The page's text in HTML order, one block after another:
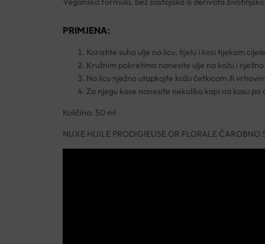
PRIMJENA:
Koristite suho ulje na licu, tijelu i kosi tijekom
Kružnim pokretima nanesite ulje na kožu i
Na licu nježno utapkajte kožu četkicom ili
Za njegu kose nanesite nekoliko kapi na kosu
Količina: 50 ml
NUXE HUILE PRODIGIEUSE OR FLORALE ČAROBNO